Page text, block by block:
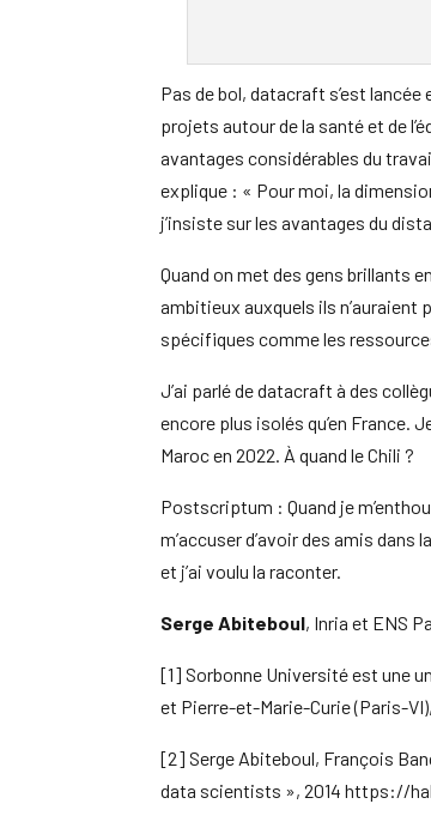
Pas de bol, datacraft s’est
projets autour de la santé et de
avantages considérables du
explique : « Pour moi, la
j’insiste sur les avantages du
Quand on met des gens brillants
ambitieux auxquels ils n’auraient
spécifiques comme les
J’ai parlé de datacraft à des
encore plus isolés qu’en France.
Maroc en 2022. À quand le Chili ?
Postscriptum : Quand je
m’accuser d’avoir des amis
et j’ai voulu la raconter.
Serge Abiteboul, Inria et ENS
[1] Sorbonne Université est une
et Pierre-et-Marie-Curie (Paris-
[2] Serge Abiteboul, François
data scientists », 2014 https://